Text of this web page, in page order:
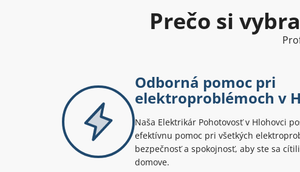
Prečo si
Odborná pomoc pri
elektroproblémoch v
Naša Elektrikár Pohotovosť v Hlohovci
efektívnu pomoc pri všetkých
bezpečnosť a spokojnosť, aby ste sa
domove.